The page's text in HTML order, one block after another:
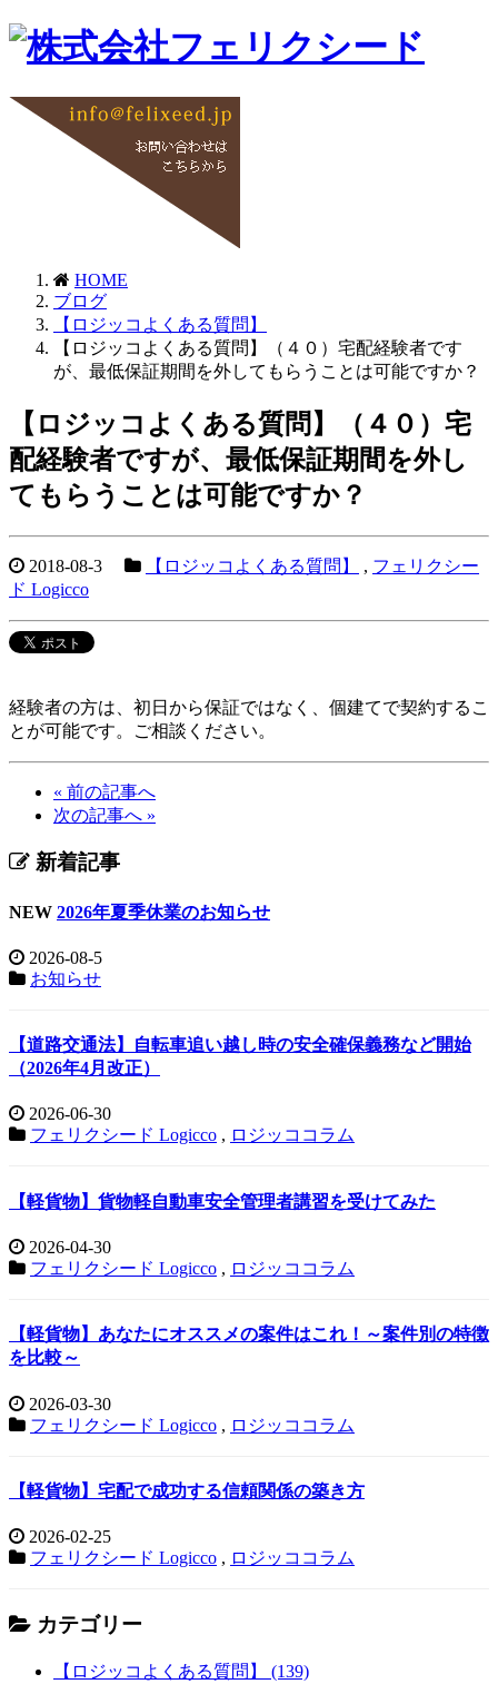
HOME
ブログ
【ロジッコよくある質問】
【ロジッコよくある質問】（４０）宅配経験者です
が、最低保証期間を外してもらうことは可能ですか？
【ロジッコよくある質問】（４０）宅
配経験者ですが、最低保証期間を外し
てもらうことは可能ですか？
2018-08-3 【ロジッコよくある質問】 , フェリクシー
ド Logicco
経験者の方は、初日から保証ではなく、個建てで契約するこ
とが可能です。ご相談ください。
« 前の記事へ
次の記事へ »
新着記事
NEW 2026年夏季休業のお知らせ
2026-08-5
お知らせ
【道路交通法】自転車追い越し時の安全確保義務など開始
（2026年4月改正）
2026-06-30
フェリクシード Logicco , ロジッココラム
【軽貨物】貨物軽自動車安全管理者講習を受けてみた
2026-04-30
フェリクシード Logicco , ロジッココラム
【軽貨物】あなたにオススメの案件はこれ！～案件別の特徴
を比較～
2026-03-30
フェリクシード Logicco , ロジッココラム
【軽貨物】宅配で成功する信頼関係の築き方
2026-02-25
フェリクシード Logicco , ロジッココラム
カテゴリー
【ロジッコよくある質問】 (139)